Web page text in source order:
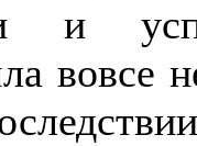
и
вовсе